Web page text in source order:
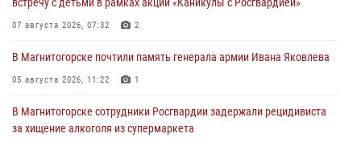
встречу с детьми в рамках акции «Каникулы с Росгвардией»
07 августа 2026, 07:32 2
В Магнитогорске почтили память генерала армии Ивана Яковлева
05 августа 2026, 11:22 1
В Магнитогорске сотрудники Росгвардии задержали рецидивиста
за хищение алкоголя из супермаркета